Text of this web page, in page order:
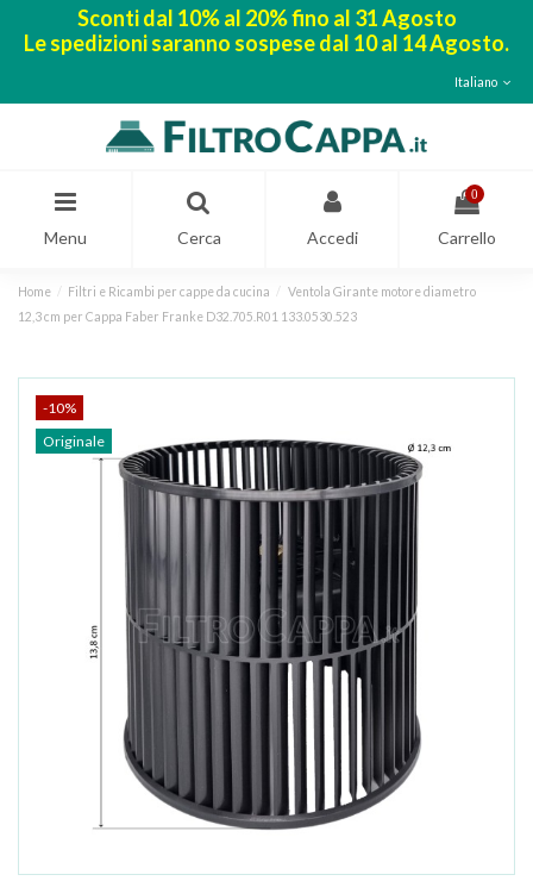
Sconti dal 10% al 20% fino al 31 Agosto
Le spedizioni saranno sospese dal 10 al 14 Agosto.
Italiano
Menu Cerca Accedi
0
Carrello
Home Filtri e Ricambi per cappe da cucina
Ventola Girante motore diametro
12,3 cm per Cappa Faber Franke D32.705.R01 133.0530.523
-10%
Originale